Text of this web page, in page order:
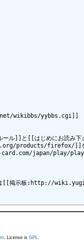
wikibbs/yybbs.cgi]]
ル]]と[[はじめにお読み下
firefox/]]をお
card.com/japan/play/
などは[[掲示板:http://
. License is GPL